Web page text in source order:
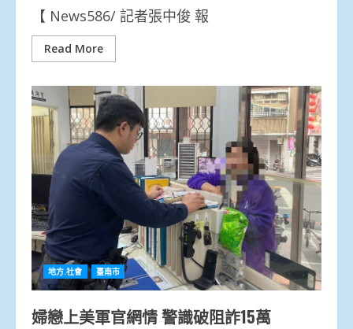
【 News586/ 記者張中俊 報
Read More
地方.社會 臺南市
婦戀上美軍官網情 警識破阻詐15萬